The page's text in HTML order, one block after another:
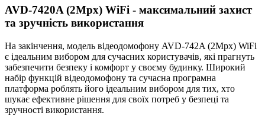
AVD-7420A (2Mpx) WiFi - максимальний захист
та зручність використання
На закінчення, модель відеодомофону AVD-742A (2Mpx) WiFi
є ідеальним вибором для сучасних користувачів, які прагнуть
забезпечити безпеку і комфорт у своєму будинку. Широкий
набір функцій відеодомофону та сучасна програмна
платформа роблять його ідеальним вибором для тих, хто
шукає ефективне рішення для своїх потреб у безпеці та
зручності використання.